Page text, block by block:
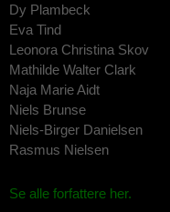
Dy Plambeck
Eva Tind
Leonora Christina Skov
Mathilde Walter Clark
Naja Marie Aidt
Niels Brunse
Niels-Birger Danielsen
Rasmus Nielsen
Se alle forfattere her.